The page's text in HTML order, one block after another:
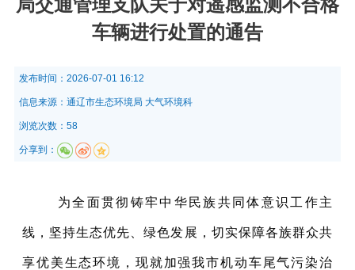
车辆进行处置的通告
发布时间： 2026-07-01 16:12
信息来源： 通辽市生态环境局 大气环境科
浏览次数：58
分享到：
为全面贯彻铸牢中华民族共同体意识工作主
线，坚持生态优先、绿色发展，切实保障各族群众共
享优美生态环境，现就加强我市机动车尾气污染治